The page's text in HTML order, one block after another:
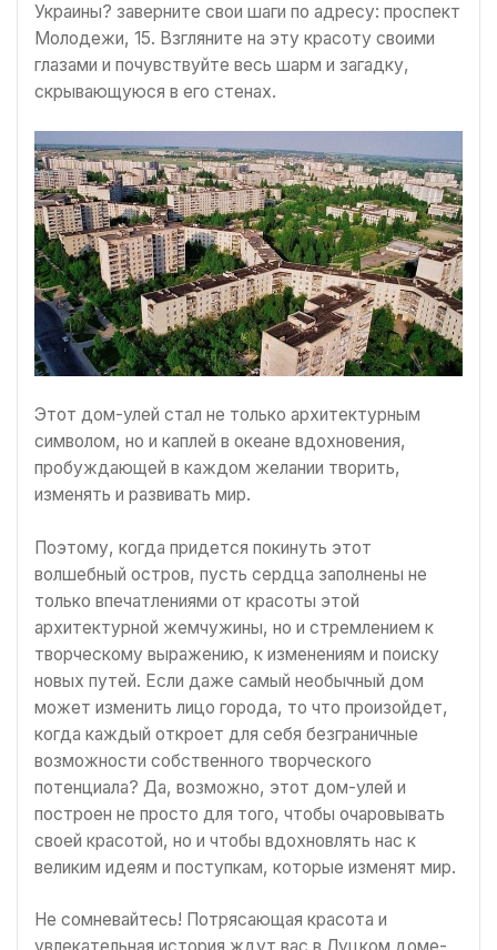
Украины? заверните свои шаги по адресу: проспект
Молодежи, 15. Взгляните на эту красоту своими
глазами и почувствуйте весь шарм и загадку,
скрывающуюся в его стенах.
Этот дом-улей стал не только архитектурным
символом, но и каплей в океане вдохновения,
пробуждающей в каждом желании творить,
изменять и развивать мир.
Поэтому, когда придется покинуть этот
волшебный остров, пусть сердца заполнены не
только впечатлениями от красоты этой
архитектурной жемчужины, но и стремлением к
творческому выражению, к изменениям и поиску
новых путей. Если даже самый необычный дом
может изменить лицо города, то что произойдет,
когда каждый откроет для себя безграничные
возможности собственного творческого
потенциала? Да, возможно, этот дом-улей и
построен не просто для того, чтобы очаровывать
своей красотой, но и чтобы вдохновлять нас к
великим идеям и поступкам, которые изменят мир.
Не сомневайтесь! Потрясающая красота и